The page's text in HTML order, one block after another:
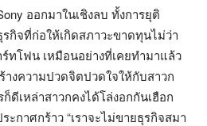
ออกมาในเชิงลบ ทั้งการยุติ
กิจที่ก่อให้เกิดสภาวะขาดทุนไม่ว่า
ทโฟน เหมือนอย่างที่เคยทำมาแล้ว
งความปวดจิตปวดใจให้กับสาวก
ดีเหล่าสาวกคงได้โล่งอกกันเฮือก
กาศกร้าว “เราจะไม่ขายธุรกิจสมา